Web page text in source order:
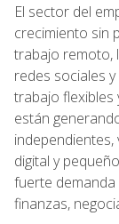
El sector del
crecimiento sin
trabajo remoto,
redes sociales
trabajo
están
digital y
fuerte demanda
finanzas,